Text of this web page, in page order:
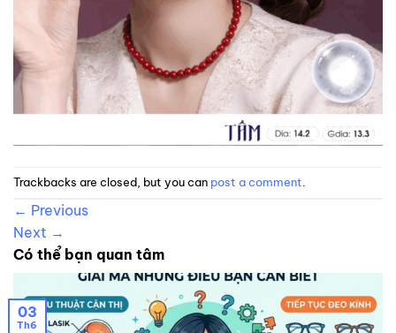
Trackbacks are closed, but you can post a comment
← Previous
Next →
Có thể bạn quan tâm
03
Th6